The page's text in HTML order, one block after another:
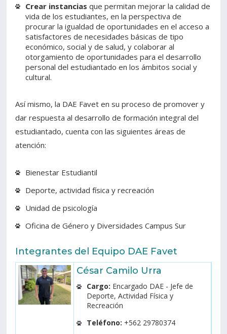
Crear instancias que permitan mejorar la calidad de
vida de los estudiantes, en la perspectiva de
procurar la igualdad de oportunidades en el acceso a
satisfactores de necesidades básicas de tipo
económico, social y de salud, y colaborar al
otorgamiento de oportunidades para el desarrollo
personal del estudiantado en los ámbitos social y
cultural.
Así mismo, la DAE Favet en su proceso de promover y
dar respuesta al desarrollo de formación integral del
estudiantado, cuenta con las siguientes áreas de
atención:
Bienestar Estudiantil
Deporte, actividad física y recreación
Unidad de psicología
Oficina de Género y Diversidades Campus Sur
Integrantes del Equipo DAE Favet
César Camilo Urra
Cargo: Encargado DAE - Jefe de
Deporte, Actividad Física y
Recreación
Teléfono: +562 29780374